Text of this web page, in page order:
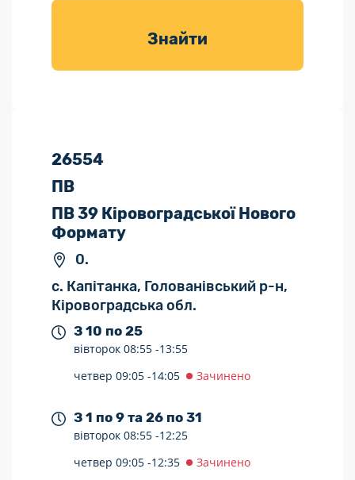
товарів для
Знайти
26554
ПВ
ПВ 39 Кіровоградської Нового
Формату
0.
с. Капітанка, Голованівський р-н,
Кіровоградська обл.
З 10 по 25
вівторок 08:55 -13:55
четвер 09:05 -14:05 Зачинено
З 1 по 9 та 26 по 31
вівторок 08:55 -12:25
четвер 09:05 -12:35 Зачинено